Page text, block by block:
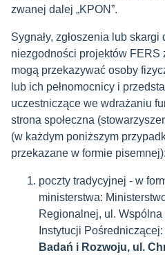
zwanej dalej „KPON”.
Sygnały, zgłoszenia lub
niezgodności projektów FERS
mogą przekazywać osoby
lub ich pełnomocnicy i
uczestniczące we wdrażaniu
strona społeczna
(w każdym poniższym
przekazane w formie pisemnej):
poczty tradycyjnej - w
ministerstwa:
Regionalnej, ul.
Instytucji Pośredniczącej:
Badań i Rozwoju, ul.